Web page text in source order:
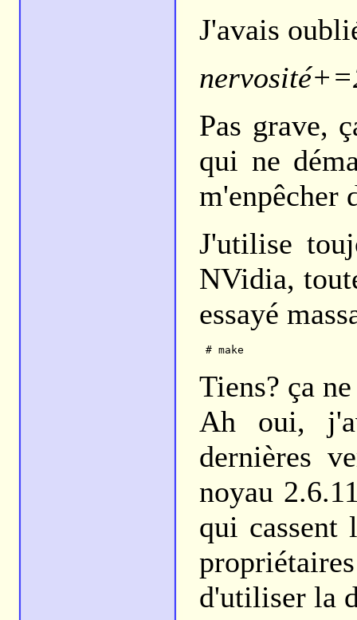
J'avais
Pas grave,
qui ne
m'enpêcher
J'utilise
NVidia,
essayé
Tiens? ça
Ah oui,
dernières
noyau
qui cassent
d'utiliser la